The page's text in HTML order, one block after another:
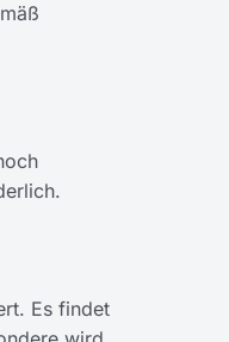
Es findet